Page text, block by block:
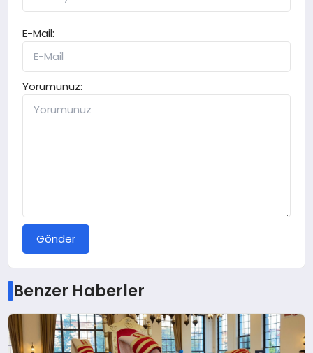
E-Mail:
Yorumunuz:
Gönder
Benzer Haberler